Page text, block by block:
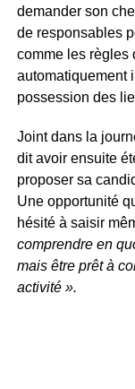
demander son
de responsables
comme les règles
automatiquement
possession des
Joint dans la
dit avoir ensuite
proposer sa
Une opportunité
hésité à saisir
comprendre en
mais être prêt à
activité ».